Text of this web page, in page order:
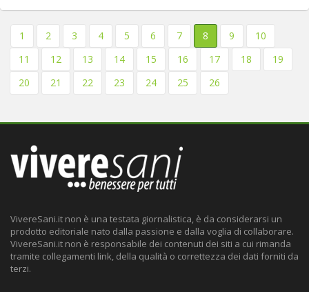
1 2 3 4 5 6 7 8 9
10
11
12 13 14 15 16 17 18
19
20
21 22 23 24 25 26
VivereSani.it non è una testata giornalistica, è da considerarsi un
prodotto editoriale nato dalla passione e dalla voglia di collaborare.
VivereSani.it non è responsabile dei contenuti dei siti a cui rimanda
tramite collegamenti link, della qualità o correttezza dei dati forniti da
terzi.